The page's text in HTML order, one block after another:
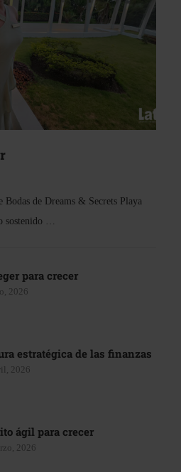
Bodas de Dreams & Secrets Playa
sostenido …
para crecer
2026
estratégica de las finanzas
2026
ágil para crecer
2026